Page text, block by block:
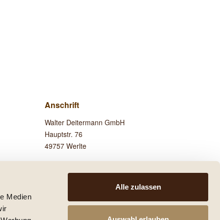
Medien
Alle zulassen
Anschrift
Walter Deitermann GmbH
Hauptstr. 76
49757 Werlte